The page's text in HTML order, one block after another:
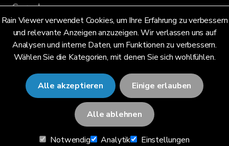
Rain Viewer verwendet Cookies, um Ihre Erfahrung zu verbessern
und relevante Anzeigen anzuzeigen. Wir verlassen uns auf
Analysen und interne Daten, um Funktionen zu verbessern.
Wählen Sie die Kategorien, mit denen Sie sich wohlfühlen.
Alle akzeptieren Einige erlauben
Alle ablehnen
Notwendig Analytik Einstellungen
Sprache
Deutsch (DE)
© 2026 RainViewer,MeteoLab Inc.
Datenschutzhinweis